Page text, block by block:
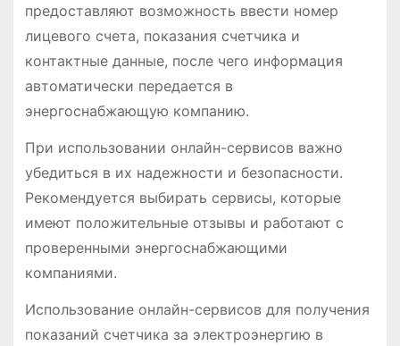
предоставляют возможность ввести номер
лицевого счета, показания счетчика и
контактные данные, после чего информация
автоматически передается в
энергоснабжающую компанию.
При использовании онлайн-сервисов важно
убедиться в их надежности и безопасности.
Рекомендуется выбирать сервисы, которые
имеют положительные отзывы и работают с
проверенными энергоснабжающими
компаниями.
Использование онлайн-сервисов для получения
показаний счетчика за электроэнергию в